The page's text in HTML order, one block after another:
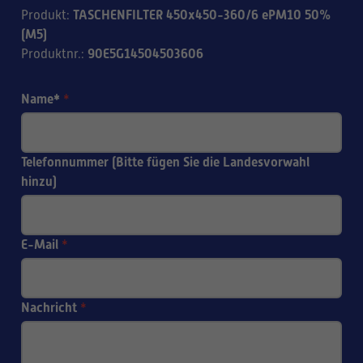
Produkt: TASCHENFILTER 450x450-360/6 ePM10 50%
(M5)
Produktnr.: 90E5G14504503606
Name* *
Telefonnummer (Bitte fügen Sie die Landesvorwahl
hinzu)
E-Mail *
Nachricht *